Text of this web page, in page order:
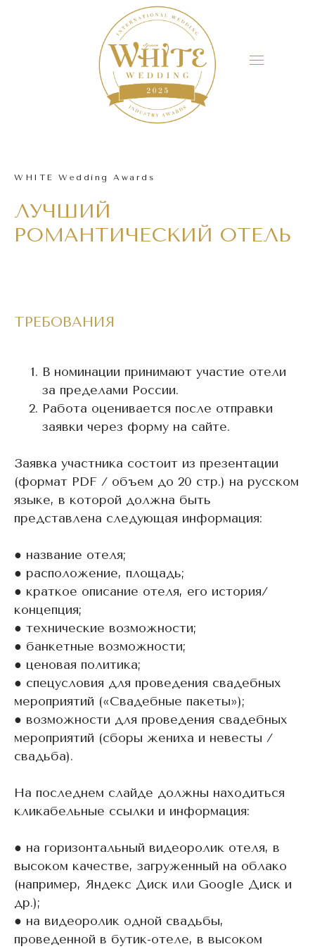
WHITE Wedding Awards
ЛУЧШИЙ
РОМАНТИЧЕСКИЙ ОТЕЛЬ
ТРЕБОВАНИЯ
В номинации принимают участие отели
за пределами Росcии.
Работа оценивается после отправки
заявки через форму на сайте.
Заявка участника состоит из презентации
(формат PDF / объем до 20 стр.) на русском
языке, в которой должна быть
представлена следующая информация:
● название отеля;
● расположение, площадь;
● краткое описание отеля, его история/
концепция;
● технические возможности;
● банкетные возможности;
● ценовая политика;
● спецусловия для проведения свадебных
мероприятий («Свадебные пакеты»);
● возможности для проведения свадебных
мероприятий (сборы жениха и невесты /
свадьба).
На последнем слайде должны находиться
кликабельные ссылки и информация:
● на горизонтальный видеоролик отеля, в
высоком качестве, загруженный на облако
(например, Яндекс Диск или Google Диск и
др.);
● на видеоролик одной свадьбы,
проведенной в бутик-отеле, в высоком